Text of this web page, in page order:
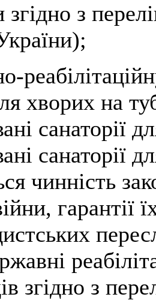
згідно з
хворих на
санаторії
санаторії
чинність
гарантії
згідно з